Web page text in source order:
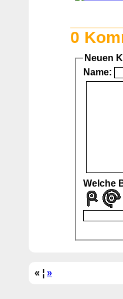
0
Neuen
Name:
Welche
« ¦ »